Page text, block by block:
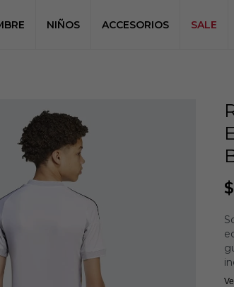
NIÑOS ACCESORIOS SALE
$